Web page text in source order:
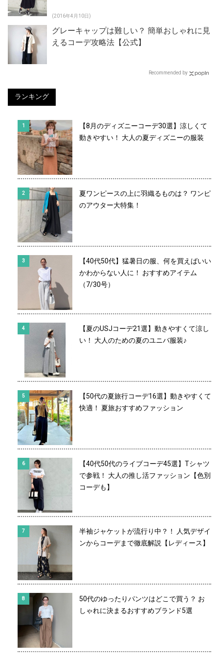
(2016年4月10日)
グレーキャップは難しい？ 簡単おしゃれに見
えるコーデ攻略法【公式】
Recommended by
ランキング
【8月のディズニーコーデ30選】涼しくて
動きやすい！ 大人の夏ディズニーの服装
夏ワンピースの上に羽織るものは？ ワンピ
のアウター大特集！
【40代50代】猛暑日の服、何を買えばいい
かわからない人に！ おすすめアイテム
（7/30号）
【夏のUSJコーデ21選】動きやすくて涼し
い！ 大人のための夏のユニバ服装♪
【50代の夏旅行コーデ16選】動きやすくて
快適！ 夏旅おすすめファッション
【40代50代のライブコーデ45選】Tシャツ
で参戦！ 大人の推し活ファッション【色別
コーデも】
半袖ジャケットが流行り中？！ 人気デザイ
ンからコーデまで徹底解説【レディース】
50代のゆったりパンツはどこで買う？ お
しゃれに決まるおすすめブランド5選